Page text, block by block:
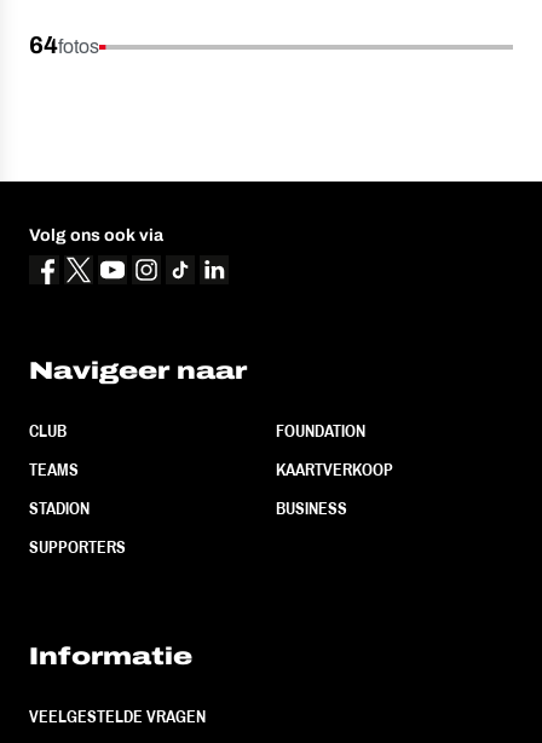
64fotos
Volg ons ook via
Navigeer naar
CLUB
TEAMS
STADION
SUPPORTERS
FOUNDATION
KAARTVERKOOP
BUSINESS
Informatie
VEELGESTELDE VRAGEN